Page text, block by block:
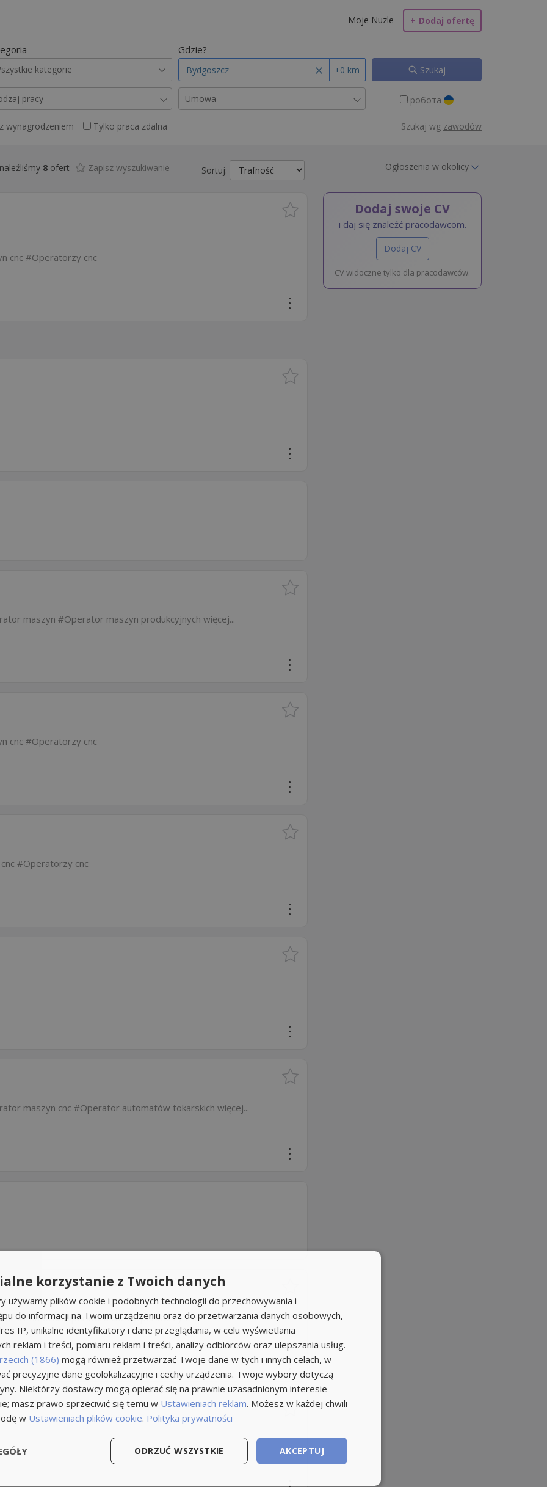
+ Dodaj ofertę
Moje Nuzle
kategorie
Gdzie?
+0 km Szukaj
pracy Umowa робота
wynagrodzeniem Tylko praca zdalna Szukaj wg zawodów
Sortuj:
Zapisz wyszukiwanie
8 ofert Ogłoszenia w okolicy
cnc
Operatorzy cnc
maszyn Operator maszyn produkcyjnych więcej...
cnc
Operatorzy cnc
Operatorzy cnc
maszyn cnc Operator automatów tokarskich więcej...
Pomocnik operatora cnc
Operatorzy cnc
Dodaj swoje CV
i daj się znaleźć pracodawcom.
Dodaj CV
CV widoczne tylko dla pracodawców.
korzystanie z Twoich danych
używamy plików cookie i podobnych technologii do przechowywania i
do informacji na Twoim urządzeniu oraz do przetwarzania danych osobowych,
IP, unikalne identyfikatory i dane przeglądania, w celu wyświetlania
reklam i treści, pomiaru reklam i treści, analizy odbiorców oraz ulepszania usług.
(1866) mogą również przetwarzać Twoje dane w tych i innych celach, w
precyzyjne dane geolokalizacyjne i cechy urządzenia. Twoje wybory dotyczą
Niektórzy dostawcy mogą opierać się na prawnie uzasadnionym interesie
masz prawo sprzeciwić się temu w Ustawieniach reklam. Możesz w każdej chwili
w Ustawieniach plików cookie. Polityka prywatności
AKCEPTUJ
ODRZUĆ WSZYSTKIE